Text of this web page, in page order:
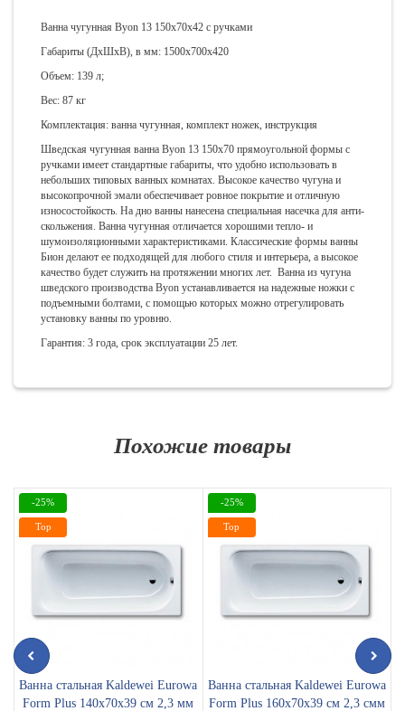
Ванна чугунная Byon 13 150x70x42 с ручками
Габариты (ДхШхВ), в мм: 1500х700х420
Объем: 139 л;
Вес: 87 кг
Комплектация: ванна чугунная, комплект ножек, инструкция
Шведская чугунная ванна Byon 13 150x70 прямоугольной формы с
ручками имеет стандартные габариты, что удобно использовать в
небольших типовых ванных комнатах. Высокое качество чугуна и
высокопрочной эмали обеспечивает ровное покрытие и отличную
износостойкость. На дно ванны нанесена специальная насечка для анти-
скольжения. Ванна чугунная отличается хорошими тепло- и
шумоизоляционными характеристиками. Классические формы ванны
Бион делают ее подходящей для любого стиля и интерьера, а высокое
качество будет служить на протяжении многих лет. Ванна из чугуна
шведского производства Byon устанавливается на надежные ножки с
подъемными болтами, с помощью которых можно отрегулировать
установку ванны по уровню.
Гарантия: 3 года, срок эксплуатации 25 лет.
Похожие товары
Ванна стальная Kaldewei Eurowa
Form Plus 140х70x39 см 2,3 мм
-25%
Top
Ванна стальная Kaldewei Eurowa
Form Plus 160х70x39 см 2,3 смм
-25%
Top